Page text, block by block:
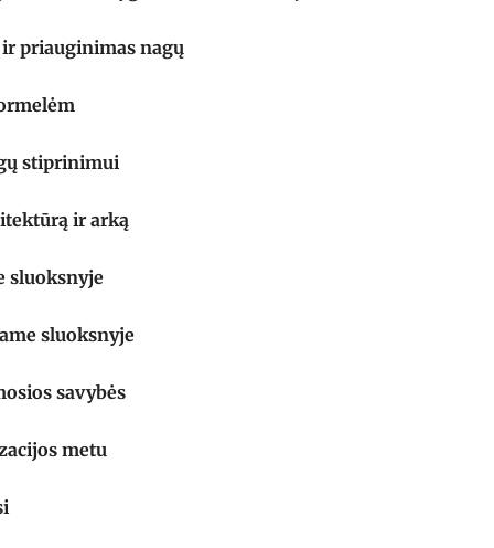
priauginimas nagų
stiprinimui
ir arką
sluoksnyje
sluoksnyje
savybės
metu